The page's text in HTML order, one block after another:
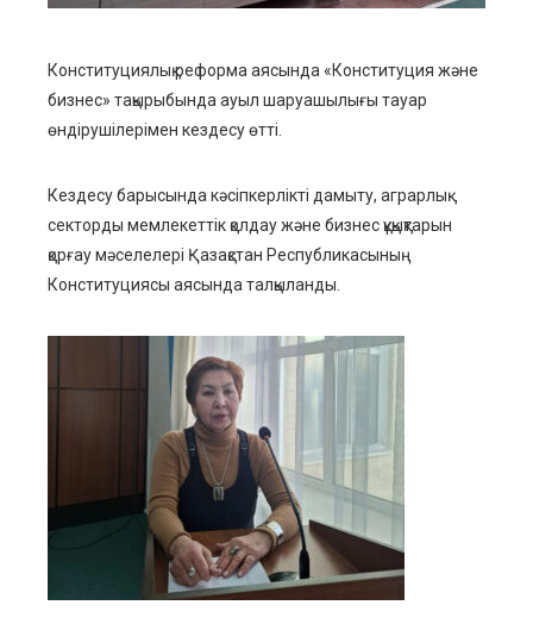
Конституциялық реформа аясында «Конституция және
бизнес» тақырыбында ауыл шаруашылығы тауар
өндірушілерімен кездесу өтті.
Кездесу барысында кәсіпкерлікті дамыту, аграрлық
секторды мемлекеттік қолдау және бизнес құқықтарын
қорғау мәселелері Қазақстан Республикасының
Конституциясы аясында талқыланды.